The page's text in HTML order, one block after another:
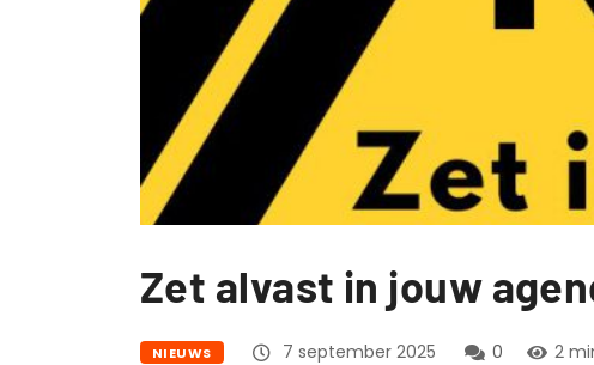
Zet alvast in jouw
NIEUWS 7 september 2025 0 2